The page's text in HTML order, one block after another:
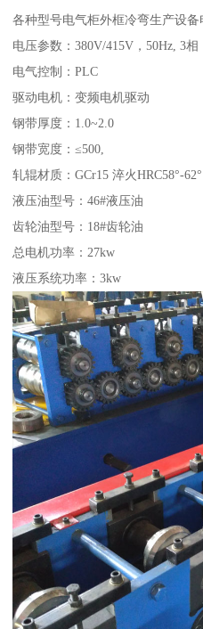
各种型号电气柜外框冷弯生产设
电压参数：380V/415V，50Hz, 3相
电气控制：PLC
驱动电机：变频电机驱动
钢带厚度：1.0~2.0
钢带宽度：≤500,
轧辊材质：GCr15 淬火HRC58°-62°
液压油型号：46#液压油
齿轮油型号：18#齿轮油
总电机功率：27kw
液压系统功率：3kw